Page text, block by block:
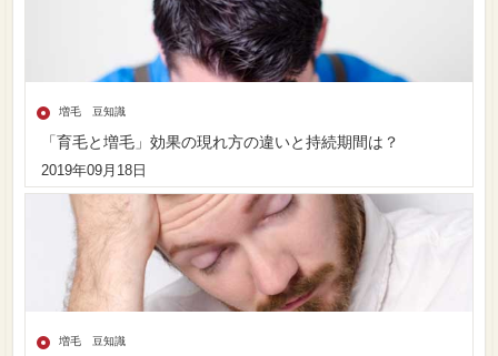
増毛 豆知識
「育毛と増毛」効果の現れ方の違いと持続期間は？
2019年09月18日
増毛 豆知識